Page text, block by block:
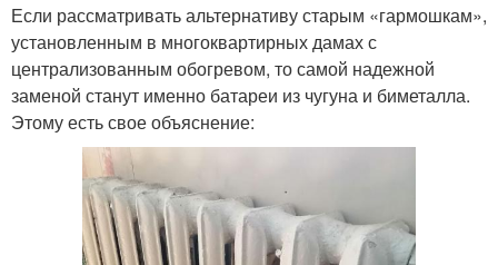
Если рассматривать альтернативу старым «гармошкам»,
установленным в многоквартирных дамах с
централизованным обогревом, то самой надежной
заменой станут именно батареи из чугуна и биметалла.
Этому есть свое объяснение: